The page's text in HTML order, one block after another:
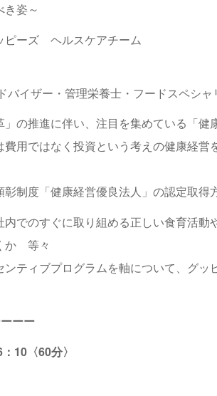
き姿～
ピーズ ヘルスケアチーム
バイザー・管理栄養士・フードスペシャ
の推進に伴い、注目を集めている「健
用ではなく投資という考えの健康経
制度「健康経営優良法人」の認定取得
でのすぐに取り組める正しい食育活
か 等々
ティブプログラムを軸について、グ
ーー
10〈60分〉